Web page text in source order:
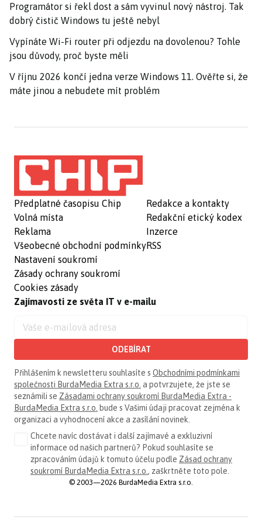
Programátor si řekl dost a sám vyvinul nový nástroj. Tak
dobrý čistič Windows tu ještě nebyl
Vypínáte Wi-Fi router při odjezdu na dovolenou? Tohle
jsou důvody, proč byste měli
V říjnu 2026 končí jedna verze Windows 11. Ověřte si, že
máte jinou a nebudete mít problém
Předplatné časopisu Chip
Volná místa
Reklama
Všeobecné obchodní podmínky
Nastavení soukromí
Zásady ochrany soukromí
Cookies zásady
Redakce a kontakty
Redakční etický kodex
Inzerce
RSS
Zajímavosti ze světa IT v e-mailu
ODEBÍRAT
Přihlášením k newsletteru souhlasíte s Obchodními podmínkami
společnosti BurdaMedia Extra s.r.o. a potvrzujete, že jste se
seznámili se Zásadami ochrany soukromí BurdaMedia Extra -
BurdaMedia Extra s.r.o. bude s Vašimi údaji pracovat zejména k
organizaci a vyhodnocení akce a zasílání novinek.
Chcete navíc dostávat i další zajímavé a exkluzivní
informace od našich partnerů? Pokud souhlasíte se
zpracováním údajů k tomuto účelu podle Zásad ochrany
soukromí BurdaMedia Extra s.r.o. , zaškrtněte toto pole.
© 2003—2026 BurdaMedia Extra s.r.o.